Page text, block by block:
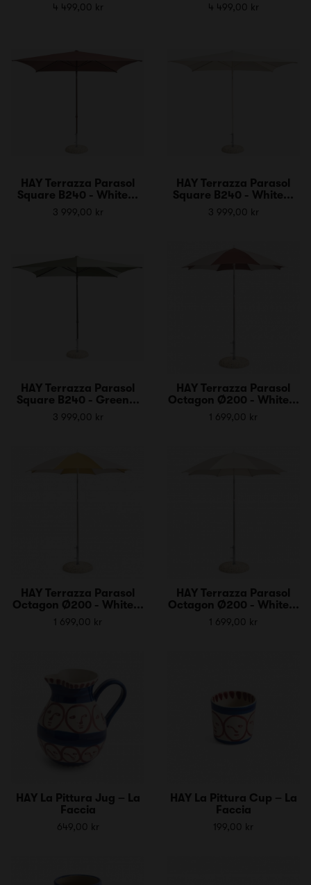
4 499,00 kr 4 499,00 kr
HAY Terrazza Parasol
Square B240 - White...
3 999,00 kr
HAY Terrazza Parasol
Square B240 - White...
3 999,00 kr
HAY Terrazza Parasol
Square B240 - Green...
3 999,00 kr
HAY Terrazza Parasol
Octagon Ø200 - White...
1 699,00 kr
HAY Terrazza Parasol
Octagon Ø200 - White...
1 699,00 kr
HAY Terrazza Parasol
Octagon Ø200 - White...
1 699,00 kr
HAY La Pittura Jug – La
Faccia
649,00 kr
HAY La Pittura Cup – La
Faccia
199,00 kr